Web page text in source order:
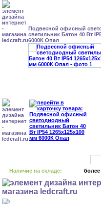
Подвесной офисный
светильник Батон 40 Вт
6000К Опал
Наличие на складе: более